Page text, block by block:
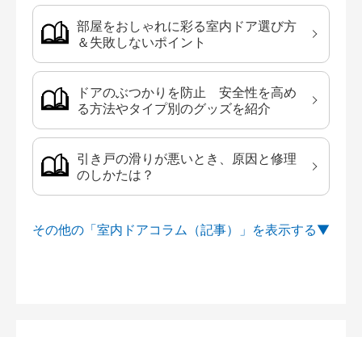
部屋をおしゃれに彩る室内ドア選び方
＆失敗しないポイント
ドアのぶつかりを防止 安全性を高め
る方法やタイプ別のグッズを紹介
引き戸の滑りが悪いとき、原因と修理
のしかたは？
その他の「室内ドアコラム（記事）」を